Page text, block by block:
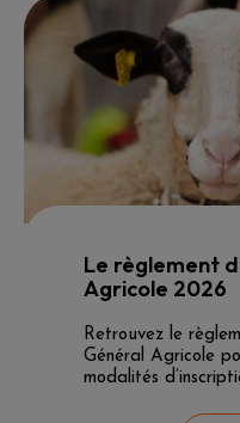
Le règlement
Agricole 2026
Retrouvez le
Général Agricole
modalités